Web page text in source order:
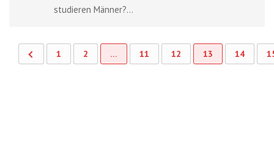
studieren Männer?...
1 2 … 11 12 13 14